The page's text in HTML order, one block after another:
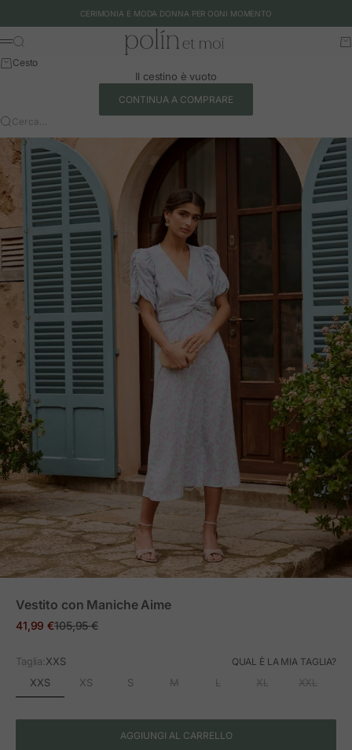
CERIMONIA E MODA DONNA PER OGNI MOMENTO
Polín et moi - EU
Menu
Cerca
Cesto
Il cestino è vuoto
CONTINUA A COMPRARE
Cerca…
Vestito con Maniche Aime
Prezzo in offerta
41,99 €Prezzo normale
105,95 €
Taglia:XXS QUAL È LA MIA TAGLIA?
XXS XS S M L XL XXL
AGGIUNGI AL CARRELLO